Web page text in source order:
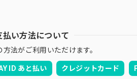
払い方法について
方法がご利用いただけます。
ID あと払い クレジットカード